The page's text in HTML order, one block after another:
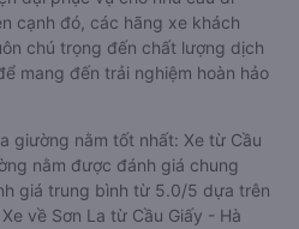
cạnh đó, các hãng xe khách
chú trọng đến chất lượng dịch
mang đến trải nghiệm hoàn hảo
giường nằm tốt nhất: Xe từ Cầu
nằm được đánh giá chung
giá trung bình từ 5.0/5 dựa trên
về Sơn La từ Cầu Giấy - Hà